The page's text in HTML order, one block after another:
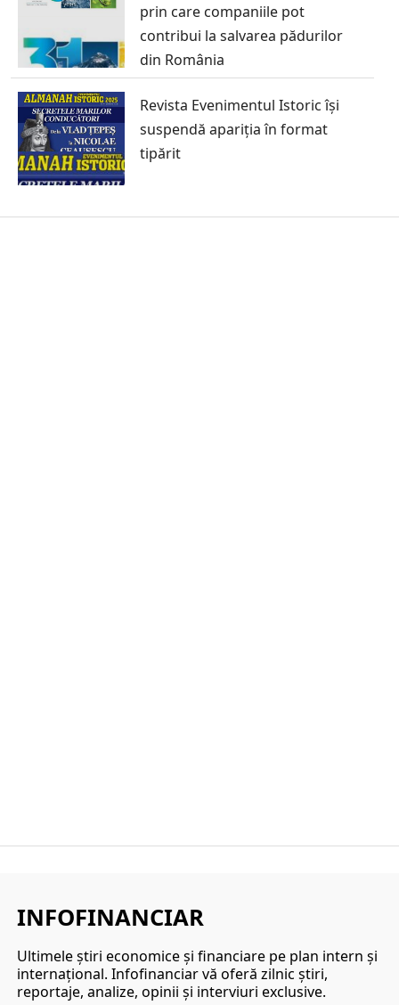
prin care companiile pot
contribui la salvarea pădurilor
din România
Revista Evenimentul Istoric își
suspendă apariția în format
tipărit
INFOFINANCIAR
Ultimele ştiri economice şi financiare pe plan intern şi
internaţional. Infofinanciar vă oferă zilnic ştiri,
reportaje, analize, opinii şi interviuri exclusive.